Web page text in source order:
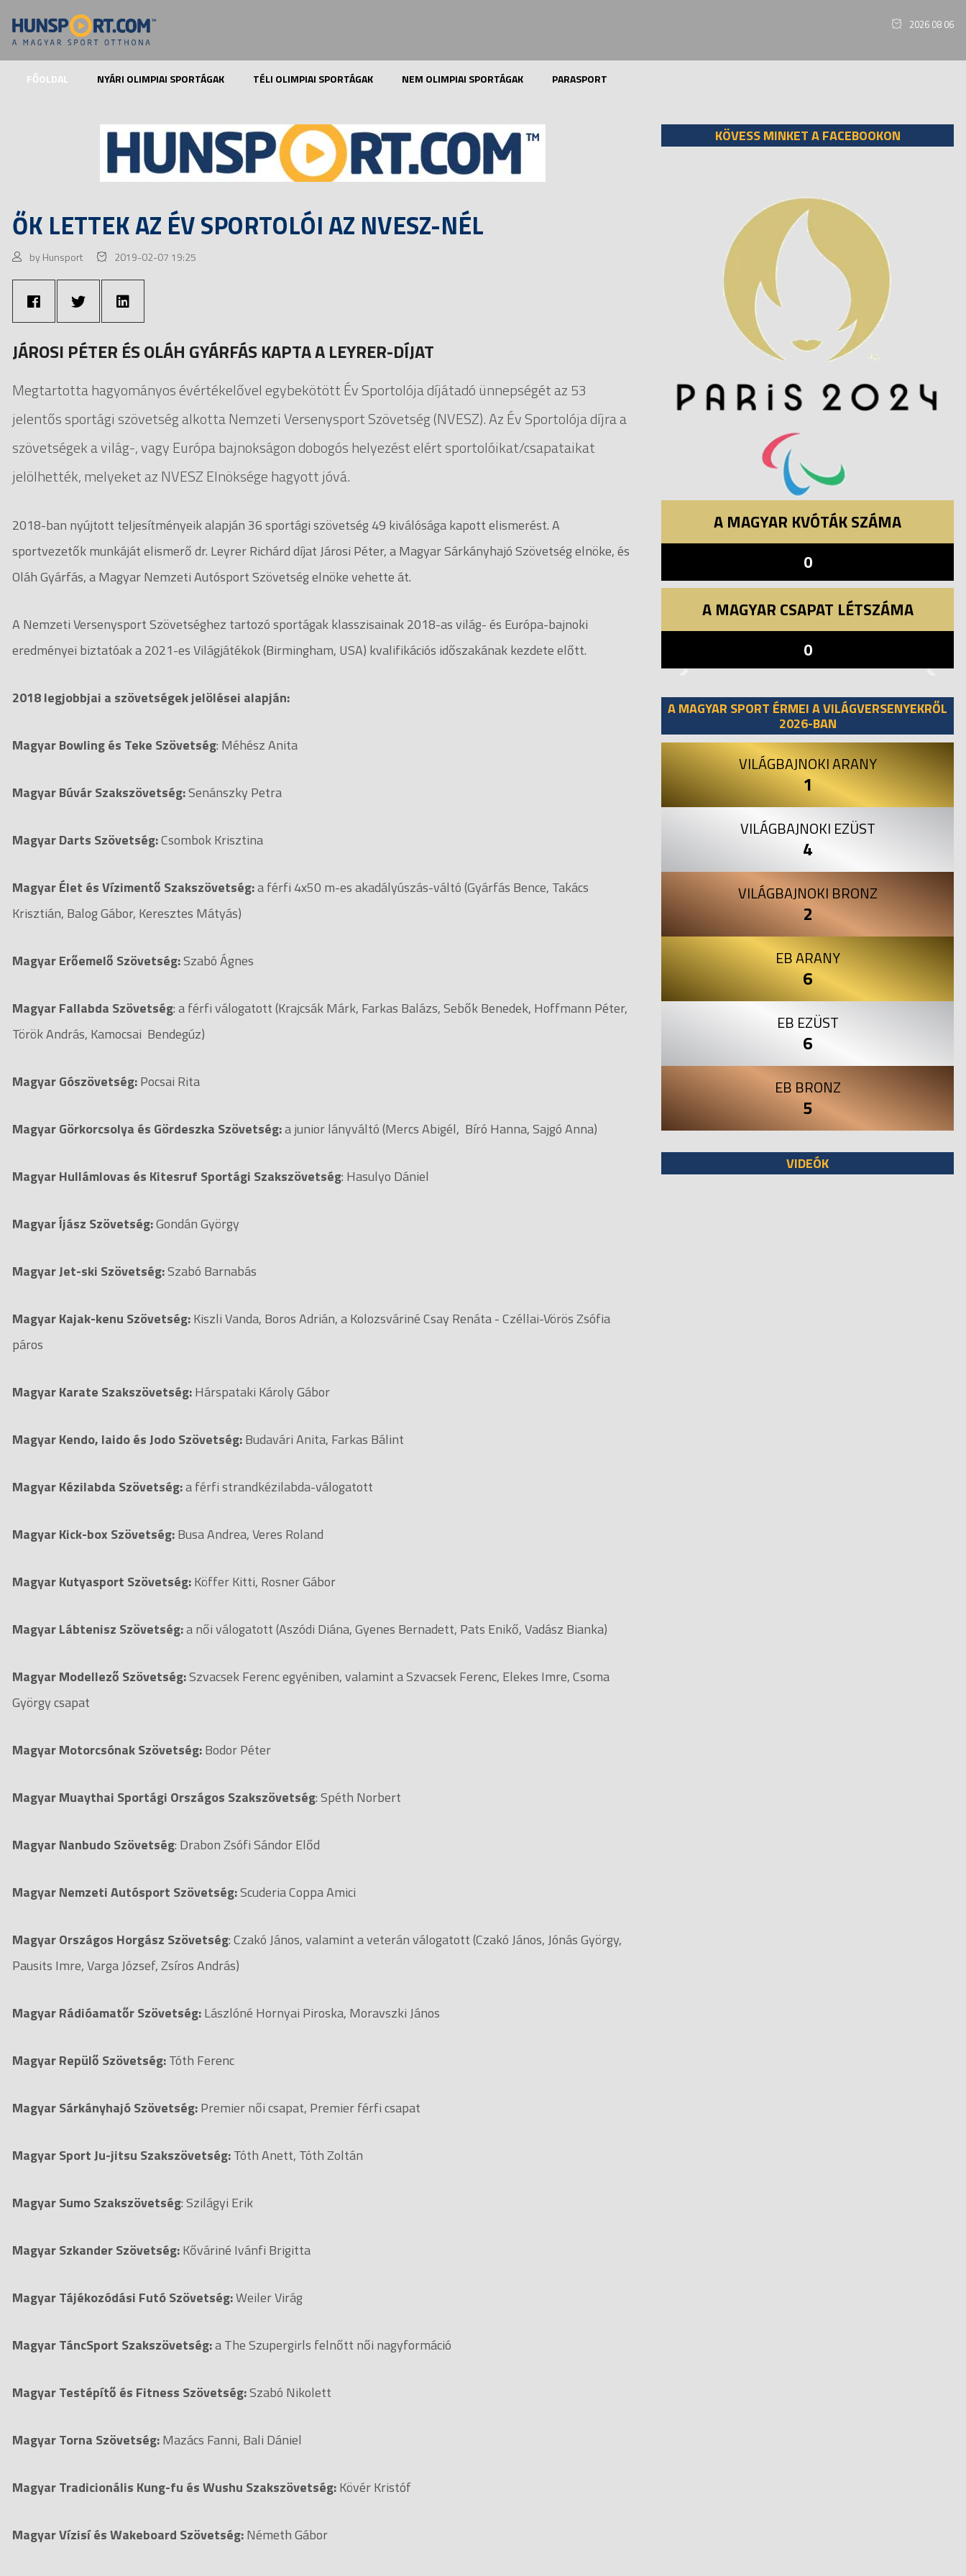
2026 08 06
FŐOLDAL NYÁRI OLIMPIAI SPORTÁGAK TÉLI OLIMPIAI SPORTÁGAK NEM OLIMPIAI SPORTÁGAK PARASPORT
ŐK LETTEK AZ ÉV SPORTOLÓI AZ NVESZ-NÉL
by Hunsport 2019-02-07 19:25
JÁROSI PÉTER ÉS OLÁH GYÁRFÁS KAPTA A LEYRER-DÍJAT
Megtartotta hagyományos évértékelővel egybekötött Év Sportolója díjátadó ünnepségét az 53
jelentős sportági szövetség alkotta Nemzeti Versenysport Szövetség (NVESZ). Az Év Sportolója díjra a
szövetségek a világ-, vagy Európa bajnokságon dobogós helyezést elért sportolóikat/csapataikat
jelölhették, melyeket az NVESZ Elnöksége hagyott jóvá.
2018-ban nyújtott teljesítményeik alapján 36 sportági szövetség 49 kiválósága kapott elismerést. A
sportvezetők munkáját elismerő dr. Leyrer Richárd díjat Járosi Péter, a Magyar Sárkányhajó Szövetség elnöke, és
Oláh Gyárfás, a Magyar Nemzeti Autósport Szövetség elnöke vehette át.
A Nemzeti Versenysport Szövetséghez tartozó sportágak klasszisainak 2018-as világ- és Európa-bajnoki
eredményei biztatóak a 2021-es Világjátékok (Birmingham, USA) kvalifikációs időszakának kezdete előtt.
2018 legjobbjai a szövetségek jelölései alapján:
Magyar Bowling és Teke Szövetség: Méhész Anita
Magyar Búvár Szakszövetség:Senánszky Petra
Magyar Darts Szövetség:Csombok Krisztina
Magyar Élet és Vízimentő Szakszövetség:a férfi 4x50 m-es akadályúszás-váltó (Gyárfás Bence, Takács
Krisztián, Balog Gábor, Keresztes Mátyás)
Magyar Erőemelő Szövetség:Szabó Ágnes
Magyar Fallabda Szövetség: a férfi válogatott (Krajcsák Márk, Farkas Balázs, Sebők Benedek, Hoffmann Péter,
Török András, Kamocsai Bendegúz)
Magyar Gószövetség:Pocsai Rita
Magyar Görkorcsolya és Gördeszka Szövetség:a junior lányváltó (Mercs Abigél, Bíró Hanna, Sajgó Anna)
Magyar Hullámlovas és Kitesruf Sportági Szakszövetség: Hasulyo Dániel
Magyar Íjász Szövetség:Gondán György
Magyar Jet-ski Szövetség:Szabó Barnabás
Magyar Kajak-kenu Szövetség:Kiszli Vanda, Boros Adrián, a Kolozsváriné Csay Renáta - Czéllai-Vörös Zsófia
páros
Magyar Karate Szakszövetség:Hárspataki Károly Gábor
Magyar Kendo, Iaido és Jodo Szövetség:Budavári Anita, Farkas Bálint
Magyar Kézilabda Szövetség:a férfi strandkézilabda-válogatott
Magyar Kick-box Szövetség:Busa Andrea, Veres Roland
Magyar Kutyasport Szövetség:Köffer Kitti, Rosner Gábor
Magyar Lábtenisz Szövetség:a női válogatott (Aszódi Diána, Gyenes Bernadett, Pats Enikő, Vadász Bianka)
Magyar Modellező Szövetség:Szvacsek Ferenc egyéniben, valamint a Szvacsek Ferenc, Elekes Imre, Csoma
György csapat
Magyar Motorcsónak Szövetség:Bodor Péter
Magyar Muaythai Sportági Országos Szakszövetség: Spéth Norbert
Magyar Nanbudo Szövetség: Drabon Zsófi Sándor Előd
Magyar Nemzeti Autósport Szövetség:Scuderia Coppa Amici
Magyar Országos Horgász Szövetség: Czakó János, valamint a veterán válogatott (Czakó János, Jónás György,
Pausits Imre, Varga József, Zsíros András)
Magyar Rádióamatőr Szövetség:Lászlóné Hornyai Piroska, Moravszki János
Magyar Repülő Szövetség:Tóth Ferenc
Magyar Sárkányhajó Szövetség:Premier női csapat, Premier férfi csapat
Magyar Sport Ju-jitsu Szakszövetség:Tóth Anett, Tóth Zoltán
Magyar Sumo Szakszövetség: Szilágyi Erik
Magyar Szkander Szövetség:Kőváriné Ivánfi Brigitta
Magyar Tájékozódási Futó Szövetség:Weiler Virág
Magyar TáncSport Szakszövetség:a The Szupergirls felnőtt női nagyformáció
Magyar Testépítő és Fitness Szövetség:Szabó Nikolett
Magyar Torna Szövetség:Mazács Fanni, Bali Dániel
Magyar Tradicionális Kung-fu és Wushu Szakszövetség:Kövér Kristóf
Magyar Vízisí és Wakeboard Szövetség:Németh Gábor
KÖVESS MINKET A FACEBOOKON
A MAGYAR KVÓTÁK SZÁMA
0
A MAGYAR CSAPAT LÉTSZÁMA
0
A MAGYAR SPORT ÉRMEI A VILÁGVERSENYEKRŐL
2026-BAN
VILÁGBAJNOKI ARANY
1
VILÁGBAJNOKI EZÜST
4
VILÁGBAJNOKI BRONZ
2
EB ARANY
6
EB EZÜST
6
EB BRONZ
5
VIDEÓK